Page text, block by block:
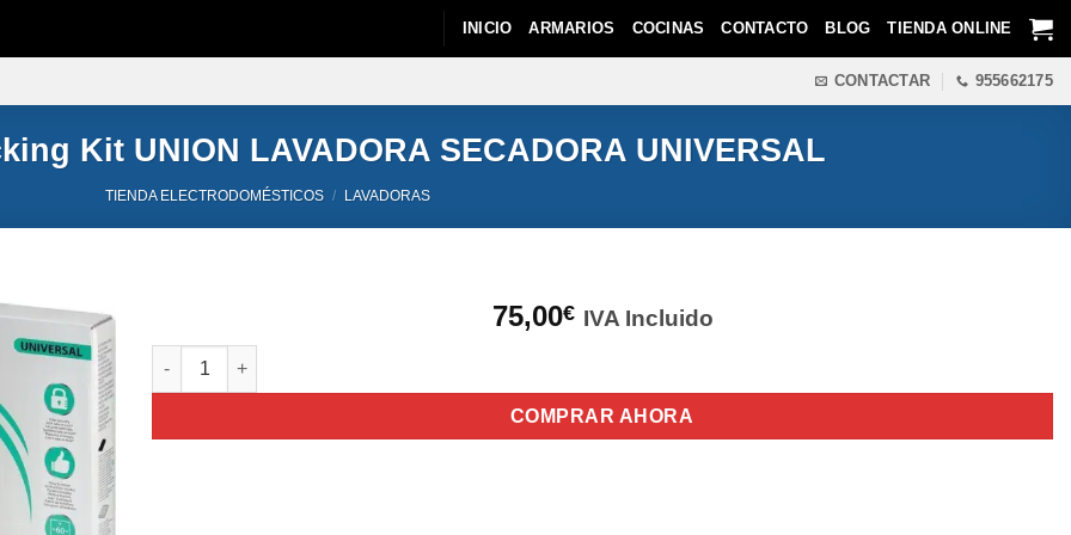
INICIO ARMARIOS COCINAS CONTACTO BLOG TIENDA ONLINE
CONTACTAR 955662175
Kit UNION LAVADORA SECADORA UNIVERSAL
TIENDA ELECTRODOMÉSTICOS / LAVADORAS
75,00€ IVA Incluido
Wpro SKS101 Stacking Kit UNION LAVADORA SECADORA UNIVERSAL cantidad
COMPRAR AHORA